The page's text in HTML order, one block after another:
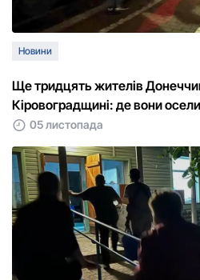
Новини
Ще тридцять жителів
Кіровоградщині: де вони
05 листопада